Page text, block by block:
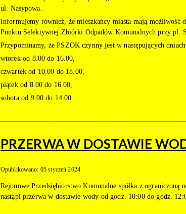
ul. Nasypowa.
Informujemy również, że mieszkańcy miasta mają możliwość
Punktu Selektywnej Zbiórki Odpadów Komunalnych przy pl.
Przypominamy, że PSZOK czynny jest w następujących
wtorek od 8.00 do 16.00,
czwartek od 10.00 do 18.00,
piątek od 8.00 do 16.00,
sobota od 9.00 do 14.00
PRZERWA W DOSTAWIE
Opublikowano: 05 styczeń 2024
Rejonowe Przedsiębiorstwo Komunalne spółka z
nastąpi przerwa w dostawie wody od godz. 10:00 do godz.